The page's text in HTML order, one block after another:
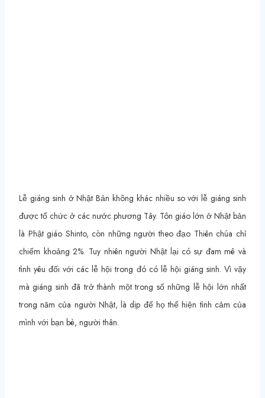
Lễ giáng sinh ở Nhật Bản không khác nhiều so với lễ giáng sinh
được tổ chức ở các nước phương Tây. Tôn giáo lớn ở Nhật bản
là Phật giáo Shinto, còn những người theo đạo Thiên chúa chỉ
chiếm khoảng 2%. Tuy nhiên người Nhật lại có sự đam mê và
tình yêu đối với các lễ hội trong đó có lễ hội giáng sinh. Vì vậy
mà giáng sinh đã trở thành một trong số những lễ hội lớn nhất
trong năm của người Nhật, là dịp để họ thể hiện tình cảm của
mình với bạn bè, người thân.